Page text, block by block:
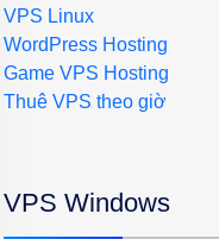
VPS Linux
WordPress Hosting
Game VPS Hosting
Thuê VPS theo giờ
VPS Windows